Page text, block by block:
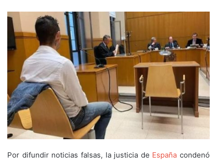
Por difundir noticias falsas, la justicia de España condenó